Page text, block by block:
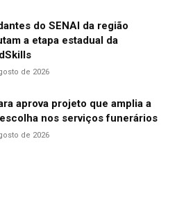
do SENAI da região
a etapa estadual da
de 2026
aprova projeto que amplia a
nos serviços funerários
de 2026